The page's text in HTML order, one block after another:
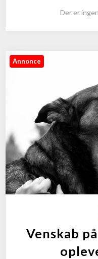
Der er
Annonce
Venskab